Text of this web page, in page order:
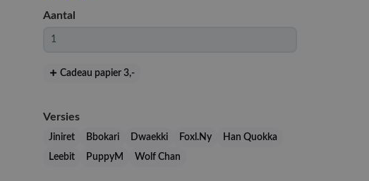
Aantal
Cadeau papier 3,-
Versies
Jiniret Bbokari Dwaekki Foxl.Ny
Han Quokka
Leebit
PuppyM Wolf Chan